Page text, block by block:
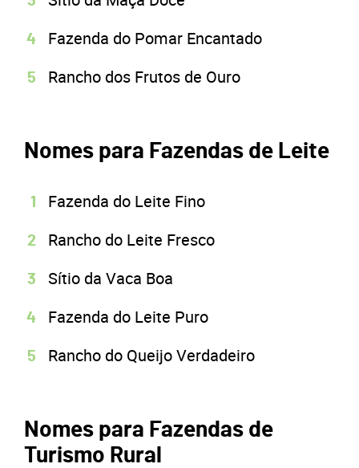
Fazenda do Pomar Encantado
Rancho dos Frutos de Ouro
Nomes para Fazendas de Leite
Fazenda do Leite Fino
Rancho do Leite Fresco
Sítio da Vaca Boa
Fazenda do Leite Puro
Rancho do Queijo Verdadeiro
Nomes para Fazendas de
Turismo Rural